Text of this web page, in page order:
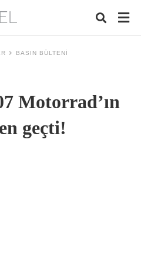
BASIN BÜLTENI
Motorrad’ın
geçti!